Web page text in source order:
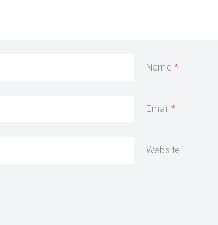
Name
Email
Website